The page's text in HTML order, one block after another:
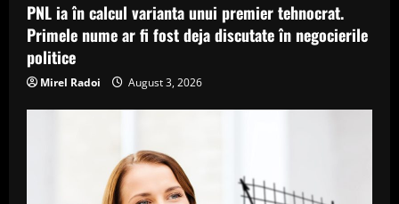
PNL ia în calcul varianta unui premier tehnocrat.
Primele nume ar fi fost deja discutate în negocierile
politice
Mirel Radoi August 3, 2026